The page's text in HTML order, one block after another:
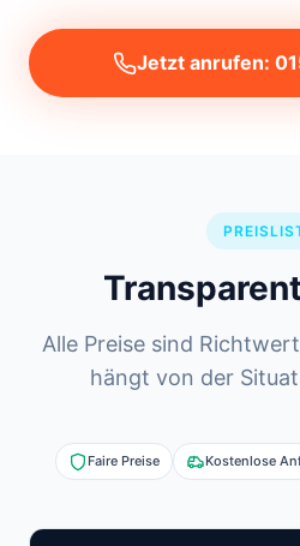
Jetzt anrufen:
Alle Preise sind
hängt von der
Faire Preise Kostenlose